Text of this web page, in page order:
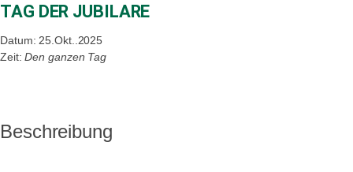
TAG DER JUBILARE
Datum: 25.Okt..2025
Zeit:Den ganzen Tag
Beschreibung